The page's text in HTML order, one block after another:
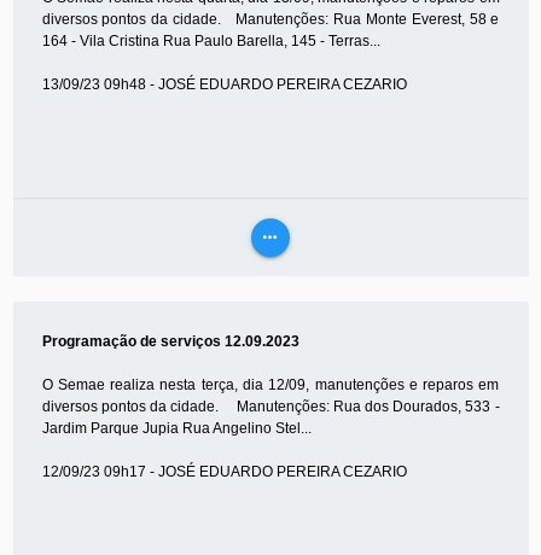
diversos pontos da cidade. Manutenções: Rua Monte Everest, 58 e
164 - Vila Cristina Rua Paulo Barella, 145 - Terras...
13/09/23 09h48 - JOSÉ EDUARDO PEREIRA CEZARIO
more_horiz
Programação de serviços 12.09.2023
O Semae realiza nesta terça, dia 12/09, manutenções e reparos em
diversos pontos da cidade. Manutenções: Rua dos Dourados, 533 -
Jardim Parque Jupia Rua Angelino Stel...
12/09/23 09h17 - JOSÉ EDUARDO PEREIRA CEZARIO